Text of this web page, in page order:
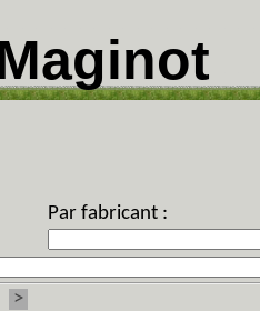
Par fabricant :
>